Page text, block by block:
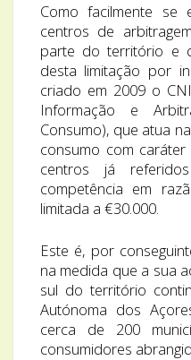
Como facilmente se
centros de
parte do território e
desta limitação por
criado em 2009 o
Informação e
Consumo), que atua
consumo com
centros já
competência em
limitada a €30.000.
Este é, por
na medida que a sua
sul do território
Autónoma dos
cerca de 200
consumidores